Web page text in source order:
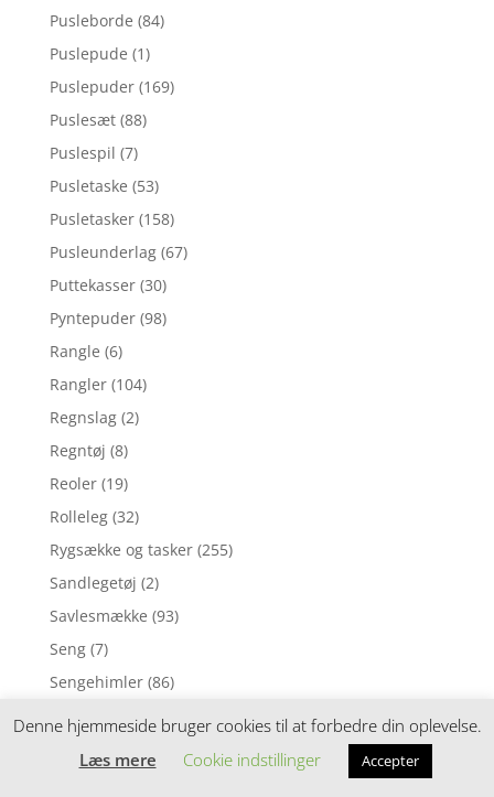
Pusleborde (84)
Puslepude (1)
Puslepuder (169)
Puslesæt (88)
Puslespil (7)
Pusletaske (53)
Pusletasker (158)
Pusleunderlag (67)
Puttekasser (30)
Pyntepuder (98)
Rangle (6)
Rangler (104)
Regnslag (2)
Regntøj (8)
Reoler (19)
Rolleleg (32)
Rygsække og tasker (255)
Sandlegetøj (2)
Savlesmække (93)
Seng (7)
Sengehimler (86)
Sengehimmel
(6)
Denne hjemmeside bruger cookies til at forbedre din oplevelse.
Læs mere
Cookie indstillinger Accepter